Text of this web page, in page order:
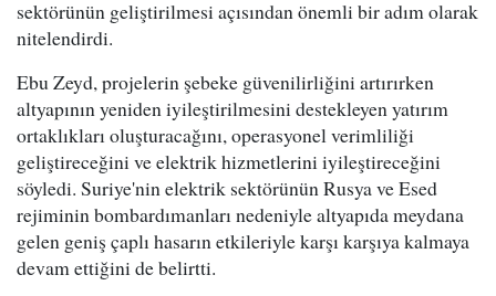
sektörünün geliştirilmesi açısından önemli bir adım olarak
nitelendirdi.
Ebu Zeyd, projelerin şebeke güvenilirliğini artırırken
altyapının yeniden iyileştirilmesini destekleyen yatırım
ortaklıkları oluşturacağını, operasyonel verimliliği
geliştireceğini ve elektrik hizmetlerini iyileştireceğini
söyledi. Suriye'nin elektrik sektörünün Rusya ve Esed
rejiminin bombardımanları nedeniyle altyapıda meydana
gelen geniş çaplı hasarın etkileriyle karşı karşıya kalmaya
devam ettiğini de belirtti.